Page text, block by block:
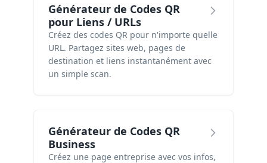
Générateur de Codes QR
pour Liens / URLs
Créez des codes QR pour n'importe quelle
URL. Partagez sites web, pages de
destination et liens instantanément avec
un simple scan.
Générateur de Codes QR
Business
Créez une page entreprise avec vos infos,